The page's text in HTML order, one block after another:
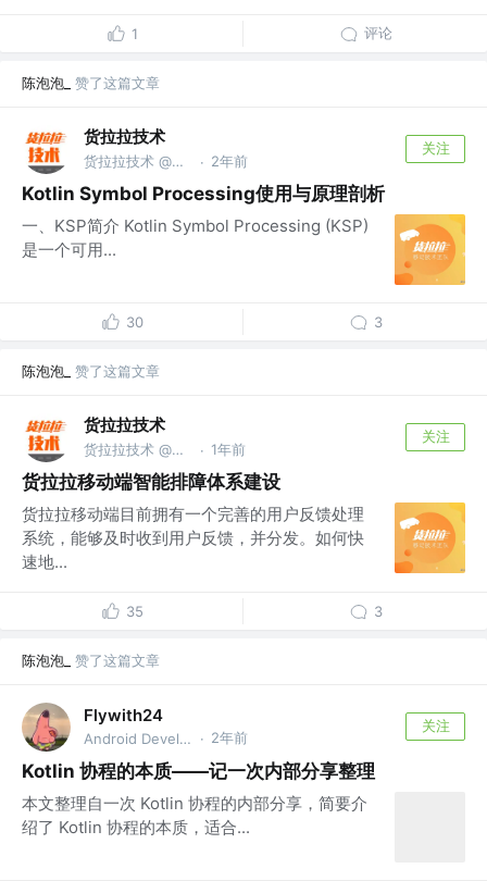
1 评论
陈泡泡_ 赞了这篇文章
货拉拉技术
货拉拉技术 @货拉拉集团 · 2年前
关注
Kotlin Symbol Processing使用与原理剖析
一、KSP简介 Kotlin Symbol Processing (KSP)
是一个可用...
30 3
陈泡泡_ 赞了这篇文章
货拉拉技术
货拉拉技术 @货拉拉集团 · 1年前
关注
货拉拉移动端智能排障体系建设
货拉拉移动端目前拥有一个完善的用户反馈处理
系统，能够及时收到用户反馈，并分发。如何快
速地...
35 3
陈泡泡_ 赞了这篇文章
Flywith24
Android Developer · 2年前
关注
Kotlin 协程的本质——记一次内部分享整理
本文整理自一次 Kotlin 协程的内部分享，简要介
绍了 Kotlin 协程的本质，适合...